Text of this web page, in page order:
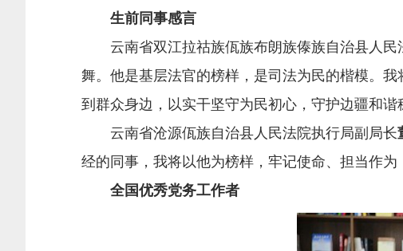
生前同事感言
云南省双江拉祜族佤族布朗族傣族自治县人民
舞。他是基层法官的榜样，是司法为民的楷模。
到群众身边，以实干坚守为民初心，守护边疆和谐
云南省沧源佤族自治县人民法院执行局副局长
经的同事，我将以他为榜样，牢记使命、担当作
全国优秀党务工作者